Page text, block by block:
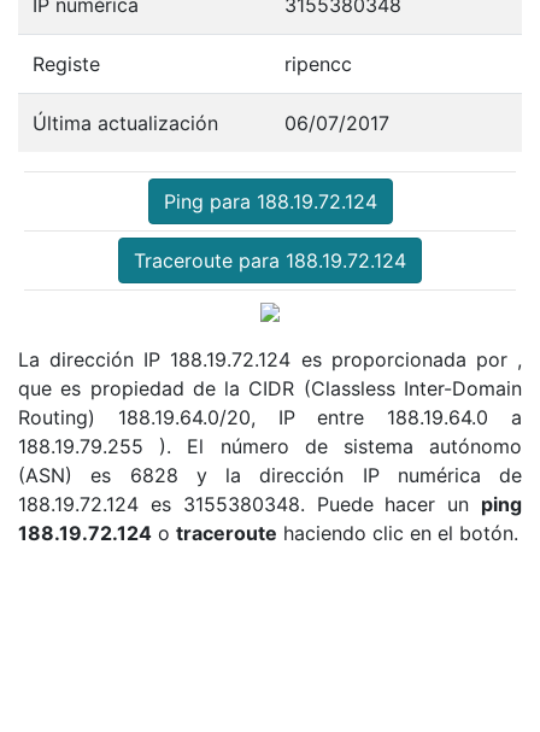
Registe ripencc
Última actualización 06/07/2017
Ping para 188.19.72.124
Traceroute para 188.19.72.124
La dirección IP 188.19.72.124 es proporcionada por ,
que es propiedad de la CIDR (Classless Inter-Domain
Routing) 188.19.64.0/20, IP entre 188.19.64.0 a
188.19.79.255 ). El número de sistema autónomo
(ASN) es 6828 y la dirección IP numérica de
188.19.72.124 es 3155380348. Puede hacer un ping
188.19.72.124 o traceroute haciendo clic en el botón.